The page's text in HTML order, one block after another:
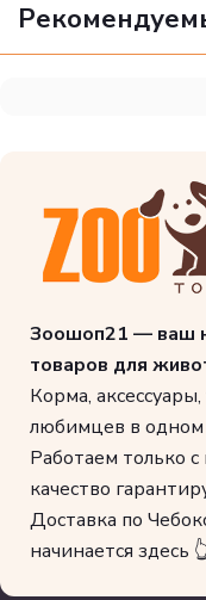
Зоошоп21 — ваш
товаров для
Корма,
любимцев в одном
Работаем только
качество
Доставка по
начинается здесь